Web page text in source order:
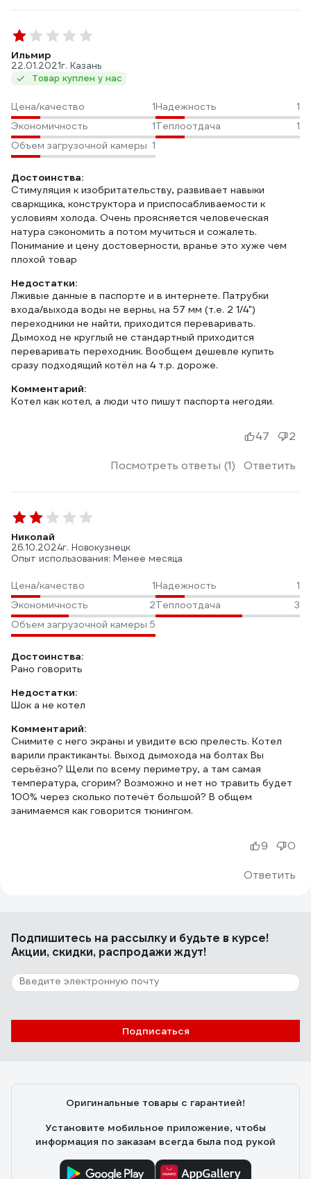
Ильмир
22.01.2021г. Казань
Товар куплен у нас
Цена/качество 1Надежность
1
Экономичность
1Теплоотдача
1
Объем загрузочной камеры 1
Достоинства:
Стимуляция к изобритательству, развивает навыки
сваркщика, конструктора и приспосабливаемости к
условиям холода. Очень проясняется человеческая
натура сэкономить а потом мучиться и сожалеть.
Понимание и цену достоверности, вранье это хуже чем
плохой товар
Недостатки:
Лживые данные в паспорте и в интернете. Патрубки
входа/выхода воды не верны, на 57 мм (т.е. 2 1/4")
переходники не найти, приходится переваривать.
Дымоход не круглый не стандартный приходится
переваривать переходник. Вообщем дешевле купить
сразу подходящий котёл на 4 т.р. дороже.
Комментарий:
Котел как котел, а люди что пишут паспорта негодяи.
Посмотреть ответы (1) Ответить
47 2
Николай
26.10.2024г. Новокузнецк
Опыт использования: Менее месяца
Цена/качество 1Надежность
1
Экономичность
2Теплоотдача
3
Объем загрузочной камеры 5
Достоинства:
Рано говорить
Недостатки:
Шок а не котел
Комментарий:
Снимите с него экраны и увидите всю прелесть. Котел
варили практиканты. Выход дымохода на болтах Вы
серьёзно? Щели по всему периметру, а там самая
температура, сгорим? Возможно и нет но травить будет
100% через сколько потечёт большой? В общем
занимаемся как говорится тюнингом.
Ответить
9 0
Подпишитесь на рассылкуи будьте в курсе!
Акции, скидки, распродажи ждут!
Подписаться
Оригинальные товары с гарантией!
Установите мобильное приложение, чтобы
информация по заказам всегда была под рукой